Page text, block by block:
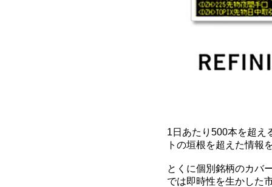
1日あたり500本を超え
トの垣根を超えた情報
とくに個別銘柄のカバ
では即時性を生かした